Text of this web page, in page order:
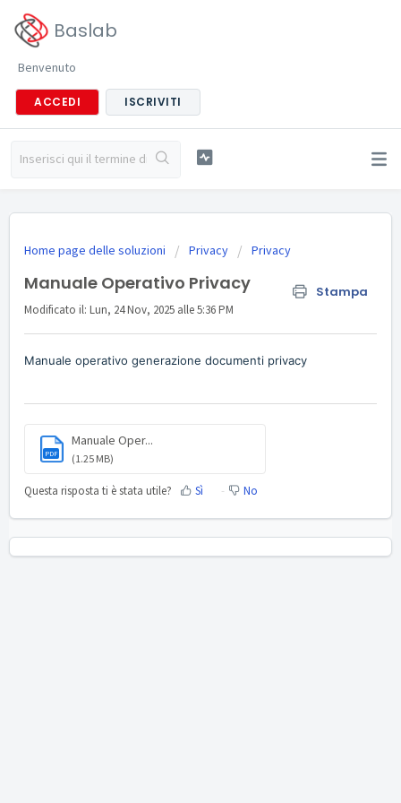
Baslab
Benvenuto
ACCEDI ISCRIVITI
Home page delle soluzioni Privacy Privacy
Manuale Operativo Privacy Stampa
Modificato il: Lun, 24 Nov, 2025 alle 5:36 PM
Manuale operativo generazione documenti privacy
PDF
Manuale Oper...
(1.25 MB)
Questa risposta ti è stata utile? Sì No